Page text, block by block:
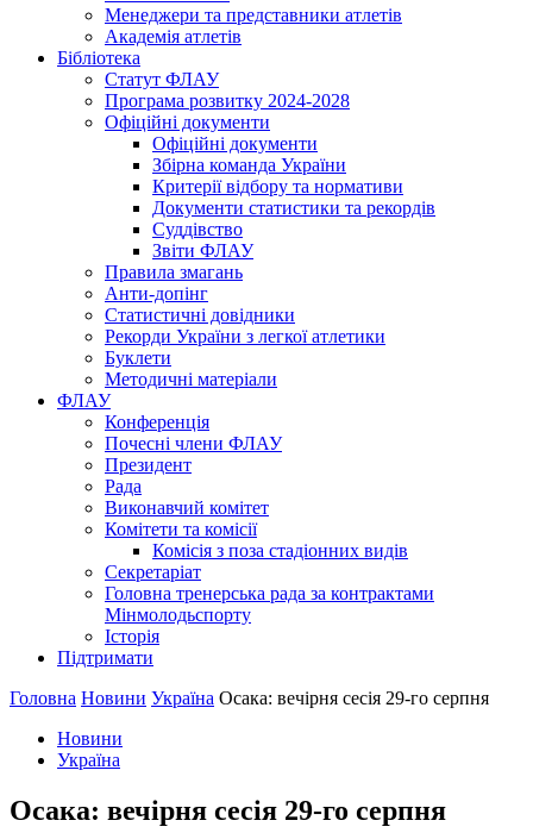
Менеджери та представники атлетів
Академія атлетів
Бібліотека
Статут ФЛАУ
Програма розвитку 2024-2028
Офіційні документи
Офіційні документи
Збірна команда України
Критерії відбору та нормативи
Документи статистики та рекордів
Суддівство
Звіти ФЛАУ
Правила змагань
Анти-допінг
Статистичні довідники
Рекорди України з легкої атлетики
Буклети
Методичні матеріали
ФЛАУ
Конференція
Почесні члени ФЛАУ
Президент
Рада
Виконавчий комітет
Комітети та комісії
Комісія з поза стадіонних видів
Секретаріат
Головна тренерська рада за контрактами
Мінмолодьспорту
Історія
Підтримати
Головна Новини Україна Осака: вечірня сесія 29-го серпня
Новини
Україна
Осака: вечірня сесія 29-го серпня